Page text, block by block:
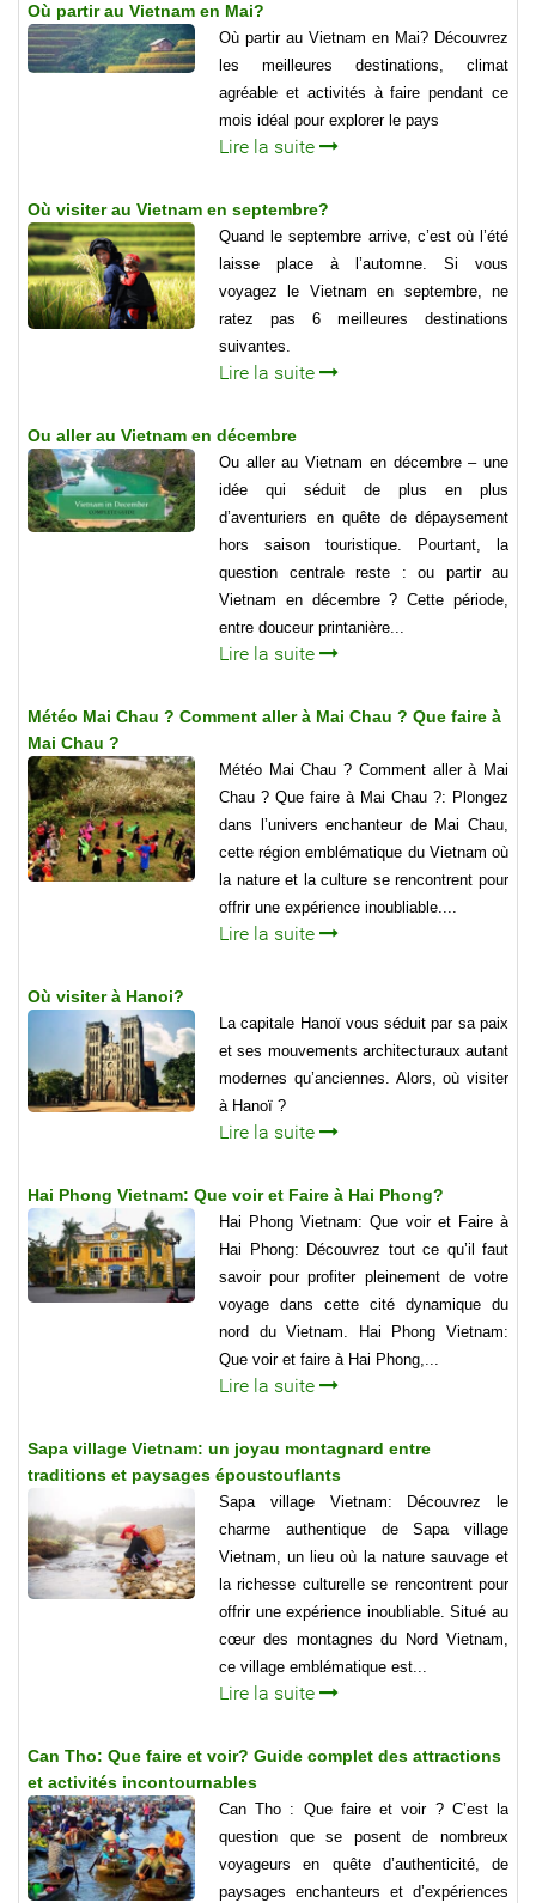
Où partir au Vietnam en Mai?
Où partir au Vietnam en Mai? Découvrez
les meilleures destinations, climat
agréable et activités à faire pendant ce
mois idéal pour explorer le pays
Lire la suite
Où visiter au Vietnam en septembre?
Quand le septembre arrive, c’est où l’été
laisse place à l’automne. Si vous
voyagez le Vietnam en septembre, ne
ratez pas 6 meilleures destinations
suivantes.
Lire la suite
Ou aller au Vietnam en décembre
Ou aller au Vietnam en décembre – une
idée qui séduit de plus en plus
d’aventuriers en quête de dépaysement
hors saison touristique. Pourtant, la
question centrale reste : ou partir au
Vietnam en décembre ? Cette période,
entre douceur printanière...
Lire la suite
Météo Mai Chau ? Comment aller à Mai Chau ? Que faire à
Mai Chau ?
Météo Mai Chau ? Comment aller à Mai
Chau ? Que faire à Mai Chau ?: Plongez
dans l’univers enchanteur de Mai Chau,
cette région emblématique du Vietnam où
la nature et la culture se rencontrent pour
offrir une expérience inoubliable....
Lire la suite
Où visiter à Hanoi?
La capitale Hanoï vous séduit par sa paix
et ses mouvements architecturaux autant
modernes qu’anciennes. Alors, où visiter
à Hanoï ?
Lire la suite
Hai Phong Vietnam: Que voir et Faire à Hai Phong?
Hai Phong Vietnam: Que voir et Faire à
Hai Phong: Découvrez tout ce qu’il faut
savoir pour profiter pleinement de votre
voyage dans cette cité dynamique du
nord du Vietnam. Hai Phong Vietnam:
Que voir et faire à Hai Phong,...
Lire la suite
Sapa village Vietnam: un joyau montagnard entre
traditions et paysages époustouflants
Sapa village Vietnam: Découvrez le
charme authentique de Sapa village
Vietnam, un lieu où la nature sauvage et
la richesse culturelle se rencontrent pour
offrir une expérience inoubliable. Situé au
cœur des montagnes du Nord Vietnam,
ce village emblématique est...
Lire la suite
Can Tho: Que faire et voir? Guide complet des attractions
et activités incontournables
Can Tho : Que faire et voir ? C’est la
question que se posent de nombreux
voyageurs en quête d’authenticité, de
paysages enchanteurs et d’expériences